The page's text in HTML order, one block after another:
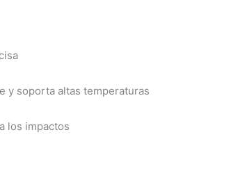
y soporta altas temperaturas
los impactos